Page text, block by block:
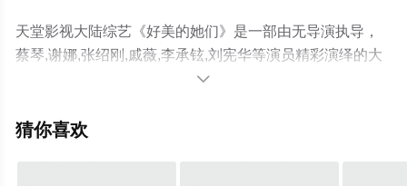
天堂影视大陆综艺《好美的她们》是一部由无导演执导，
蔡琴,谢娜,张绍刚,戚薇,李承铉,刘宪华等演员精彩演绎的大
陆综艺，手机免费观看高清未删减完整版综艺节目就上天
情网等平台了解。

猜你喜欢